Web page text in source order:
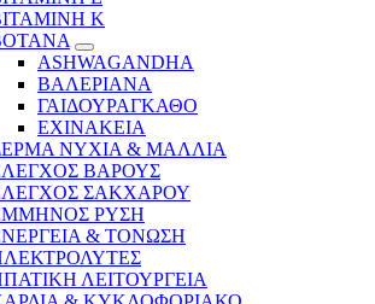
Κ
ASHWAGANDHA
ΒΑΛΕΡΙΑΝΑ
ΓΑΙΔΟΥΡΑΓΚΑΘΟ
ΕΧΙΝΑΚΕΙΑ
ΝΥΧΙΑ & ΜΑΛΛΙΑ
ΒΑΡΟΥΣ
ΣΑΚΧΑΡΟΥ
ΡΥΣΗ
& ΤΟΝΩΣΗ
ΛΕΙΤΟΥΡΓΕΙΑ